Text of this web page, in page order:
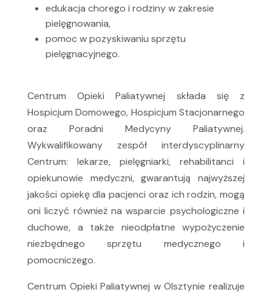
edukacja chorego i rodziny w zakresie
pielęgnowania,
pomoc w pozyskiwaniu sprzętu
pielęgnacyjnego.
Centrum Opieki Paliatywnej składa się z
Hospicjum Domowego, Hospicjum Stacjonarnego
oraz Poradni Medycyny Paliatywnej.
Wykwalifikowany zespół interdyscyplinarny
Centrum: lekarze, pielęgniarki, rehabilitanci i
opiekunowie medyczni, gwarantują najwyższej
jakości opiekę dla pacjenci oraz ich rodzin, mogą
oni liczyć również na wsparcie psychologiczne i
duchowe, a także nieodpłatne wypożyczenie
niezbędnego sprzętu medycznego i
pomocniczego.
Centrum Opieki Paliatywnej w Olsztynie realizuje